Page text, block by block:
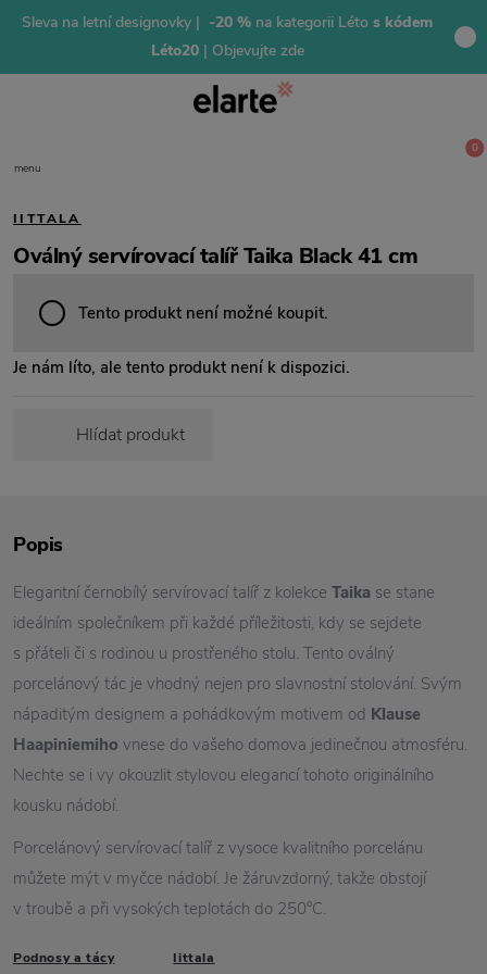
Sleva na letní designovky | -20 % na kategorii Léto s kódem
Léto20 | Objevujte zde
menu
0
IITTALA
Oválný servírovací talíř Taika Black 41 cm
Tento produkt není možné koupit.
Je nám líto, ale tento produkt není k dispozici.
Hlídat produkt
Popis
Elegantní černobílý servírovací talíř z kolekce Taika se stane
ideálním společníkem při každé příležitosti, kdy se sejdete
s přáteli či s rodinou u prostřeného stolu. Tento oválný
porcelánový tác je vhodný nejen pro slavnostní stolování. Svým
nápaditým designem a pohádkovým motivem od Klause
Haapiniemiho vnese do vašeho domova jedinečnou atmosféru.
Nechte se i vy okouzlit stylovou elegancí tohoto originálního
kousku nádobí.
Porcelánový servírovací talíř z vysoce kvalitního porcelánu
můžete mýt v myčce nádobí. Je žáruvzdorný, takže obstojí
v troubě a při vysokých teplotách do 250°C.
Podnosy a tácy Iittala